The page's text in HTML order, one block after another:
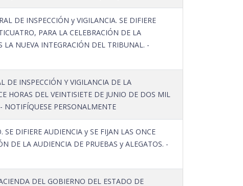
DE INSPECCIÓN y VIGILANCIA. SE DIFIERE
PARA LA CELEBRACIÓN DE LA
LA NUEVA INTEGRACIÓN DEL TRIBUNAL. -
DE INSPECCIÓN Y VIGILANCIA DE LA
HORAS DEL VEINTISIETE DE JUNIO DE DOS MIL
NOTIFÍQUESE PERSONALMENTE
DIFIERE AUDIENCIA y SE FIJAN LAS ONCE
DE LA AUDIENCIA DE PRUEBAS y ALEGATOS. -
DEL GOBIERNO DEL ESTADO DE